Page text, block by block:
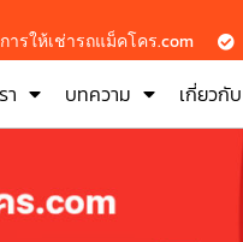
ารให้เช่ารถแม็คโคร.com
า บทความ เกี่ยวกับ